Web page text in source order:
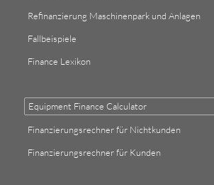
Refinanzierung Maschinenpark und Anlagen
Fallbeispiele
Finance Lexikon
Equipment Finance Calculator
Finanzierungsrechner für Nichtkunden
Finanzierungsrechner für Kunden